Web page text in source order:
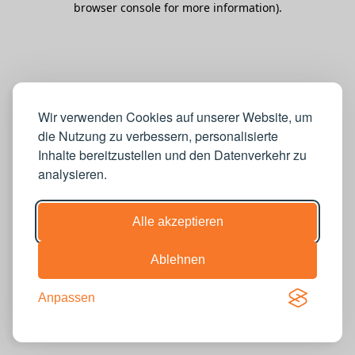
Wir verwenden Cookies auf unserer Website, um
die Nutzung zu verbessern, personalisierte
Inhalte bereitzustellen und den Datenverkehr zu
analysieren.
Alle akzeptieren
Ablehnen
Anpassen
browser console for more information).